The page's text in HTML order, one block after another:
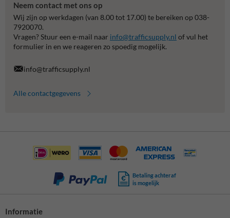
Neem contact met ons op
Wij zijn op werkdagen (van 8.00 tot 17.00) te bereiken op 038-
7920070.
Vragen? Stuur een e-mail naar info@trafficsupply.nl of vul het
formulier in en we reageren zo spoedig mogelijk.
info@trafficsupply.nl
Alle contactgegevens
Betaling achteraf
is mogelijk
Informatie